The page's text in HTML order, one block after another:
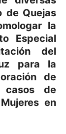
de Quejas
la
Especial
del
para la
de
de
en